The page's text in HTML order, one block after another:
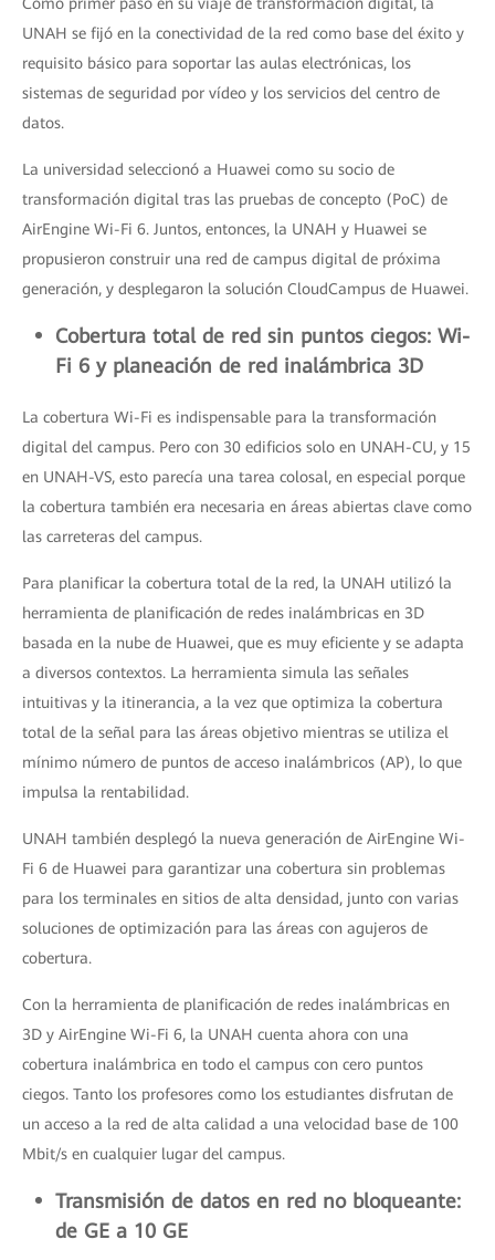
UNAH se fijó en la conectividad de la red como base del éxito y
requisito básico para soportar las aulas electrónicas, los
sistemas de seguridad por vídeo y los servicios del centro de
datos.
La universidad seleccionó a Huawei como su socio de
transformación digital tras las pruebas de concepto (PoC) de
AirEngine Wi-Fi 6. Juntos, entonces, la UNAH y Huawei se
propusieron construir una red de campus digital de próxima
generación, y desplegaron la solución CloudCampus de Huawei.
Cobertura total de red sin puntos ciegos: Wi-
Fi 6 y planeación de red inalámbrica 3D
La cobertura Wi-Fi es indispensable para la transformación
digital del campus. Pero con 30 edificios solo en UNAH-CU, y 15
en UNAH-VS, esto parecía una tarea colosal, en especial porque
la cobertura también era necesaria en áreas abiertas clave como
las carreteras del campus.
Para planificar la cobertura total de la red, la UNAH utilizó la
herramienta de planificación de redes inalámbricas en 3D
basada en la nube de Huawei, que es muy eficiente y se adapta
a diversos contextos. La herramienta simula las señales
intuitivas y la itinerancia, a la vez que optimiza la cobertura
total de la señal para las áreas objetivo mientras se utiliza el
mínimo número de puntos de acceso inalámbricos (AP), lo que
impulsa la rentabilidad.
UNAH también desplegó la nueva generación de AirEngine Wi-
Fi 6 de Huawei para garantizar una cobertura sin problemas
para los terminales en sitios de alta densidad, junto con varias
soluciones de optimización para las áreas con agujeros de
cobertura.
Con la herramienta de planificación de redes inalámbricas en
3D y AirEngine Wi-Fi 6, la UNAH cuenta ahora con una
cobertura inalámbrica en todo el campus con cero puntos
ciegos. Tanto los profesores como los estudiantes disfrutan de
un acceso a la red de alta calidad a una velocidad base de 100
Mbit/s en cualquier lugar del campus.
Transmisión de datos en red no bloqueante:
de GE a 10 GE